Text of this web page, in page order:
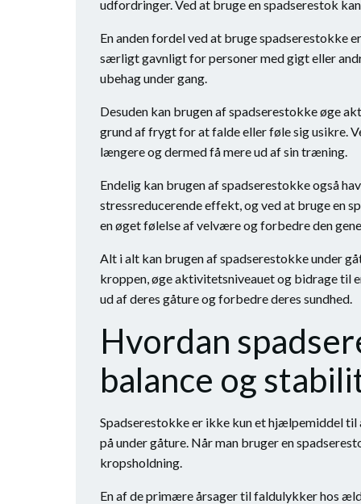
udfordringer. Ved at bruge en spadserestok
En anden fordel ved at bruge spadserestokke
særligt gavnligt for personer med gigt eller
ubehag under gang.
Desuden kan brugen af spadserestokke øge
grund af frygt for at falde eller føle sig usikre.
længere og dermed få mere ud af sin træning.
Endelig kan brugen af spadserestokke også
stressreducerende effekt, og ved at bruge en
en øget følelse af velvære og forbedre den
Alt i alt kan brugen af spadserestokke under
kroppen, øge aktivitetsniveauet og bidrage til
ud af deres gåture og forbedre deres sundhed.
Hvordan
balance og
Spadserestokke er ikke kun et hjælpemiddel
på under gåture. Når man bruger en
kropsholdning.
En af de primære årsager til faldulykker hos